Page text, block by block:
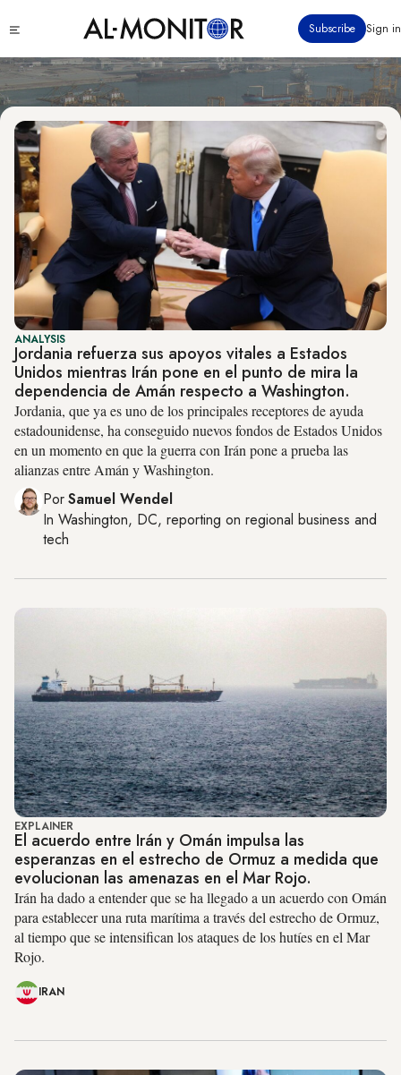
contenido
principal
see
menu
Subscribe Sign in
Economy & Business
ANALYSIS
Jordania refuerza sus apoyos vitales a Estados
Unidos mientras Irán pone en el punto de mira la
dependencia de Amán respecto a Washington.
Jordania, que ya es uno de los principales receptores de ayuda
estadounidense, ha conseguido nuevos fondos de Estados Unidos
en un momento en que la guerra con Irán pone a prueba las
alianzas entre Amán y Washington.
PorSamuel Wendel
In Washington, DC, reporting on regional business and
tech
EXPLAINER
El acuerdo entre Irán y Omán impulsa las
esperanzas en el estrecho de Ormuz a medida que
evolucionan las amenazas en el Mar Rojo.
Irán ha dado a entender que se ha llegado a un acuerdo con Omán
para establecer una ruta marítima a través del estrecho de Ormuz,
al tiempo que se intensifican los ataques de los hutíes en el Mar
Rojo.
IRAN